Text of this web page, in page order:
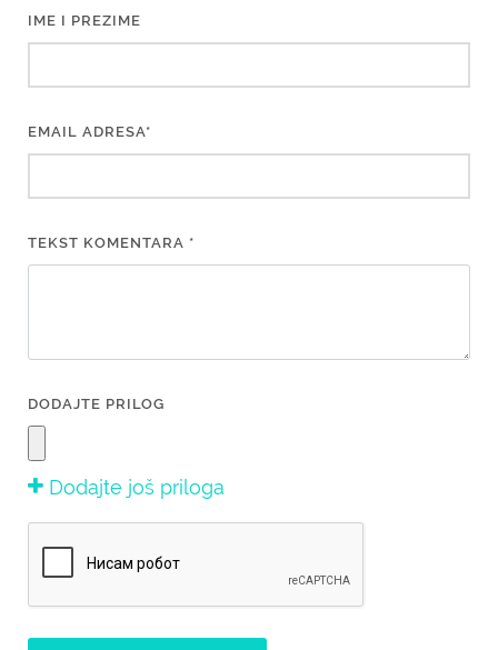
IME I PREZIME
EMAIL ADRESA*
TEKST KOMENTARA *
DODAJTE PRILOG
Dodajte još priloga